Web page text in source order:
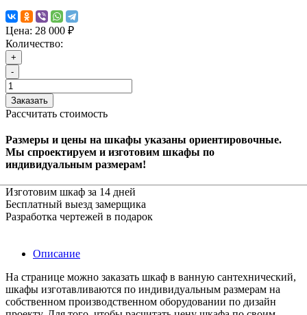
Цена: 28 000 ₽
Количество:
+
-
Заказать
Рассчитать стоимость
Размеры и цены на шкафы указаны ориентировочные.
Мы спроектируем и изготовим шкафы по
индивидуальным размерам!
Изготовим шкаф за 14 дней
Бесплатный выезд замерщика
Разработка чертежей в подарок
Описание
На странице можно заказать шкаф в ванную сантехнический,
шкафы изготавливаются по индивидуальным размерам на
собственном производственном оборудовании по дизайн